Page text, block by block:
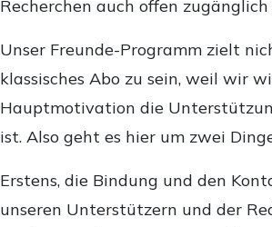
Recherchen auch offen
Unser Freunde-Programm zielt
klassisches Abo zu sein, weil wir
Hauptmotivation die
ist. Also geht es hier um zwei
Erstens, die Bindung und den
unseren Unterstützern und der